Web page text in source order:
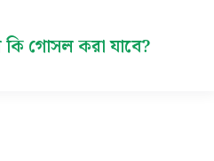
কি গোসল করা যাবে?